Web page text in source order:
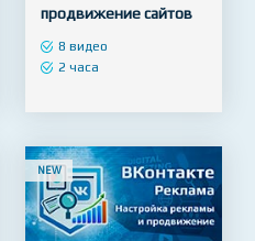
продвижение сайтов
8 видео
2 часа
NEW